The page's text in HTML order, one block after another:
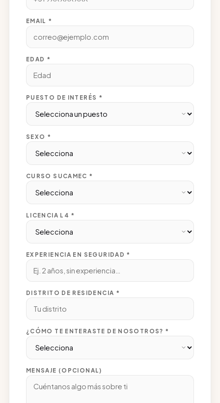
EMAIL *
EDAD *
PUESTO DE INTERÉS *
SEXO *
CURSO SUCAMEC *
LICENCIA L4 *
EXPERIENCIA EN SEGURIDAD *
DISTRITO DE RESIDENCIA *
¿CÓMO TE ENTERASTE DE NOSOTROS? *
MENSAJE (OPCIONAL)